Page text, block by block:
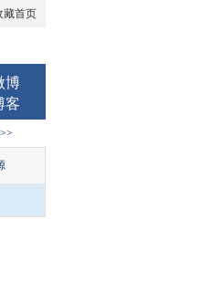
藏首页
博
客